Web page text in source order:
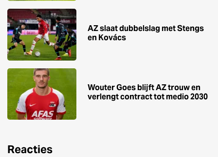
AZ slaat dubbelslag met Stengs
en Kovács
Wouter Goes blijft AZ trouw en
verlengt contract tot medio 2030
Reacties